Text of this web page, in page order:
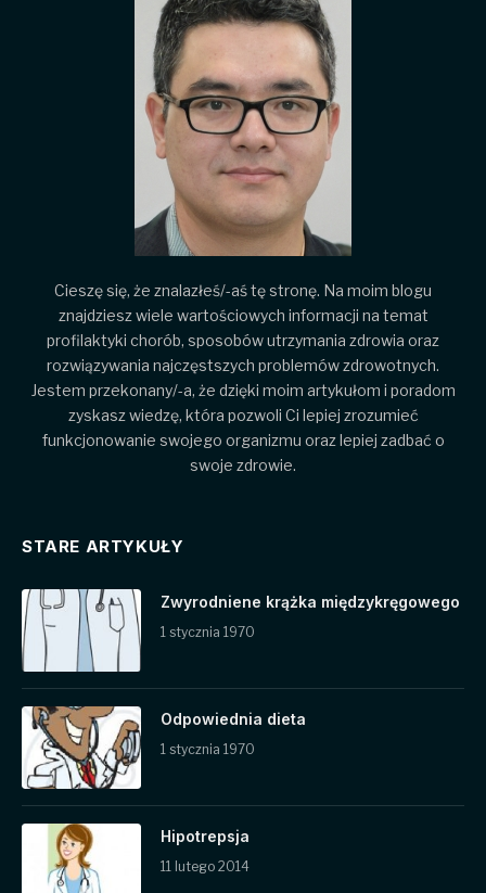
Cieszę się, że znalazłeś/-aś tę stronę. Na moim blogu
znajdziesz wiele wartościowych informacji na temat
profilaktyki chorób, sposobów utrzymania zdrowia oraz
rozwiązywania najczęstszych problemów zdrowotnych.
Jestem przekonany/-a, że dzięki moim artykułom i poradom
zyskasz wiedzę, która pozwoli Ci lepiej zrozumieć
funkcjonowanie swojego organizmu oraz lepiej zadbać o
swoje zdrowie.
STARE ARTYKUŁY
Zwyrodniene krążka międzykręgowego
1 stycznia 1970
Odpowiednia dieta
1 stycznia 1970
Hipotrepsja
11 lutego 2014